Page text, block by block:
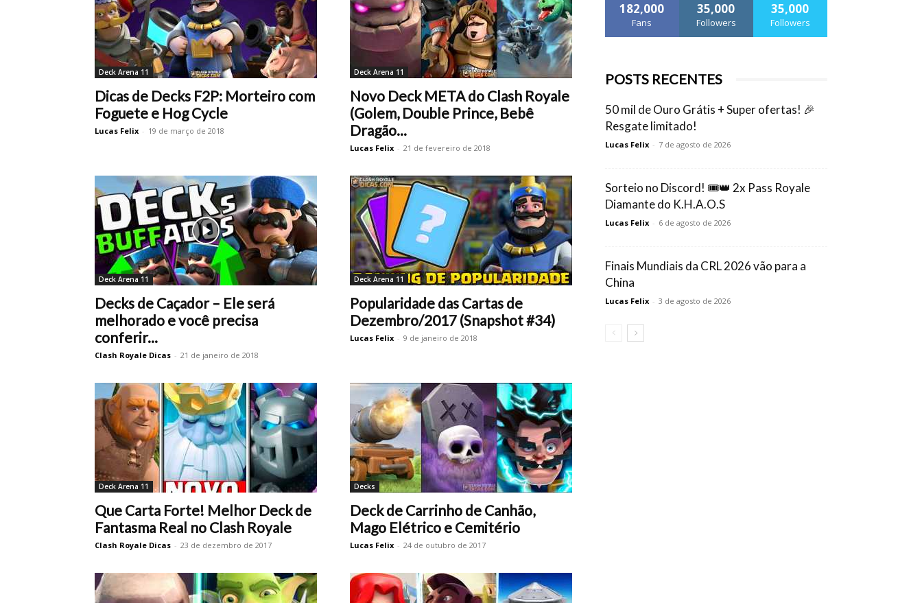
Deck Arena 11
Dicas de Decks F2P: Morteiro com
Foguete e Hog Cycle
Lucas Felix - 19 de março de 2018
Deck Arena 11
Novo Deck META do Clash Royale
(Golem, Double Prince, Bebê
Dragão...
Lucas Felix - 21 de fevereiro de 2018
Deck Arena 11
Decks de Caçador – Ele será
melhorado e você precisa
conferir...
Clash Royale Dicas - 21 de janeiro de 2018
Deck Arena 11
Popularidade das Cartas de
Dezembro/2017 (Snapshot #34)
Lucas Felix - 9 de janeiro de 2018
Deck Arena 11
Que Carta Forte! Melhor Deck de
Fantasma Real no Clash Royale
Clash Royale Dicas - 23 de dezembro de 2017
Decks
Deck de Carrinho de Canhão,
Mago Elétrico e Cemitério
Lucas Felix - 24 de outubro de 2017
182,000
Fans
35,000
Followers
35,000
Followers
POSTS RECENTES
50 mil de Ouro Grátis + Super ofertas! 🎉
Resgate limitado!
Lucas Felix - 7 de agosto de 2026
Sorteio no Discord! 🎟️👑 2x Pass Royale
Diamante do K.H.A.O.S
Lucas Felix - 6 de agosto de 2026
Finais Mundiais da CRL 2026 vão para a
China
Lucas Felix - 3 de agosto de 2026